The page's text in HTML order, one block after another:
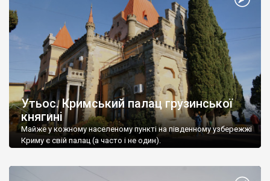
Утьос. Кримський палац грузинської
княгині
Майже у кожному населеному пункті на південному узбережжі
Криму є свій палац (а часто і не один).